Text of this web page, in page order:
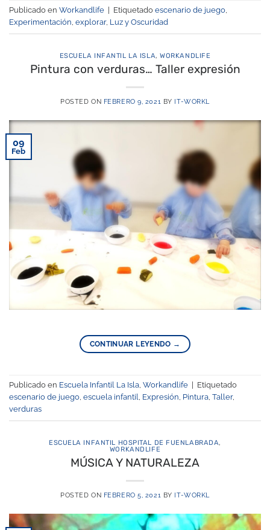
Publicado en Workandlife Etiquetado escenario de juego,
Experimentación, explorar, Luz y Oscuridad
ESCUELA INFANTIL LA ISLA,WORKANDLIFE
Pintura con verduras… Taller expresión
POSTED ON FEBRERO 9, 2021 BY IT-WORKL
09
Feb
CONTINUAR LEYENDO →
Publicado en Escuela Infantil La Isla, Workandlife
Etiquetado
escenario de juego, escuela infantil, Expresión, Pintura, Taller,
verduras
ESCUELA INFANTIL HOSPITAL DE FUENLABRADA,
WORKANDLIFE
MÚSICA Y NATURALEZA
POSTED ON FEBRERO 5, 2021 BY IT-WORKL